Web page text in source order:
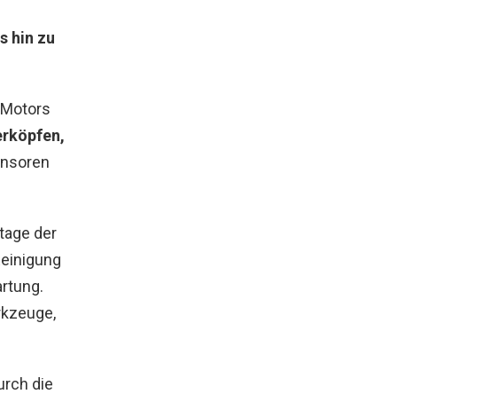
hin zu
der
die